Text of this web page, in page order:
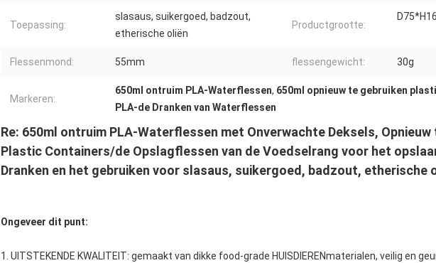
Toepassing:
slasaus, suikergoed, badzout,
etherische oliën
Productgrootte:
Flessenmond: 55mm flessengewicht: 30g
Markeren:
650ml ontruim PLA-Waterflessen, 650ml opnieuw te gebruiken
PLA-de Dranken van Waterflessen
Re: 650ml ontruim PLA-Waterflessen met Onverwachte Deksels, Opnieuw
Plastic Containers/de Opslagflessen van de Voedselrang voor het
Dranken en het gebruiken voor slasaus, suikergoed, badzout, etherische
Ongeveer dit punt:
1. UITSTEKENDE KWALITEIT: gemaakt van dikke food-grade HUISDIERENmaterialen, veilig en